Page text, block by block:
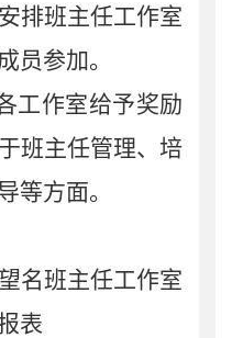
排班主任工作室
员参加。
工作室给予奖励
班主任管理、培
等方面。
名班主任工作室
表